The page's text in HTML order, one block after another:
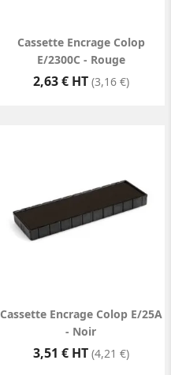
Cassette Encrage Colop
E/2300C - Rouge
Prix
2,63 € HT (3,16 €)
Cassette Encrage Colop E/25A
- Noir
Prix
3,51 € HT (4,21 €)